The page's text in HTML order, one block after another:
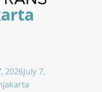
2026July 7,